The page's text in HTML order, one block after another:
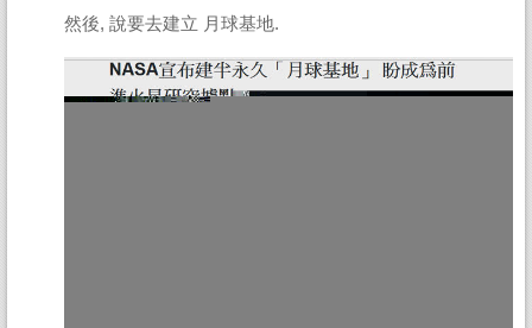
然後, 說要去建立 月球基地.